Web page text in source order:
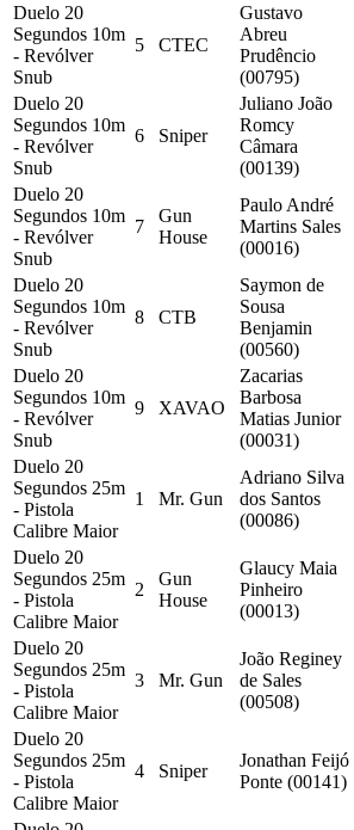
Duelo 20
Segundos 10m
- Revólver
Snub
5 CTEC
Gustavo
Abreu
Prudêncio
(00795)
Duelo 20
Segundos 10m
- Revólver
Snub
6 Sniper
Juliano João
Romcy
Câmara
(00139)
Duelo 20
Segundos 10m
- Revólver
Snub
7
Gun
House
Paulo André
Martins Sales
(00016)
Duelo 20
Segundos 10m
- Revólver
Snub
8 CTB
Saymon de
Sousa
Benjamin
(00560)
Duelo 20
Segundos 10m
- Revólver
Snub
9 XAVAO
Zacarias
Barbosa
Matias Junior
(00031)
Duelo 20
Segundos 25m
- Pistola
Calibre Maior
1 Mr. Gun
Adriano Silva
dos Santos
(00086)
Duelo 20
Segundos 25m
- Pistola
Calibre Maior
2
Gun
House
Glaucy Maia
Pinheiro
(00013)
Duelo 20
Segundos 25m
- Pistola
Calibre Maior
3 Mr. Gun
João Reginey
de Sales
(00508)
Duelo 20
Segundos 25m
- Pistola
Calibre Maior
4 Sniper
Jonathan Feijó
Ponte (00141)